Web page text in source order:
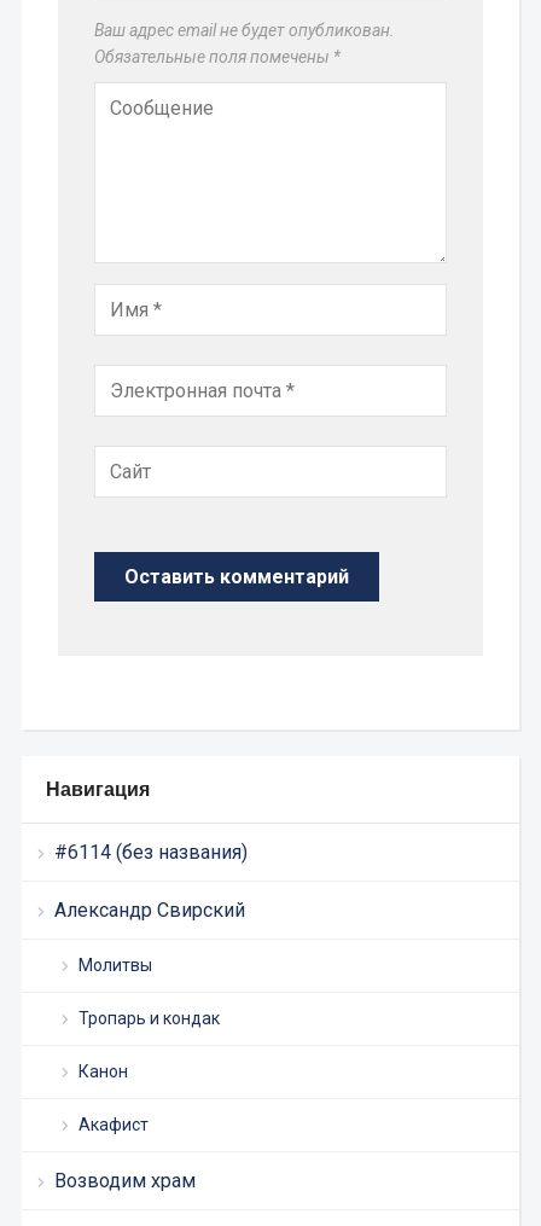
Навигация
#6114 (без названия)
Александр Свирский
Молитвы
Тропарь и кондак
Канон
Акафист
Возводим храм
Ваш адрес email не будет опубликован.
Обязательные поля помечены *